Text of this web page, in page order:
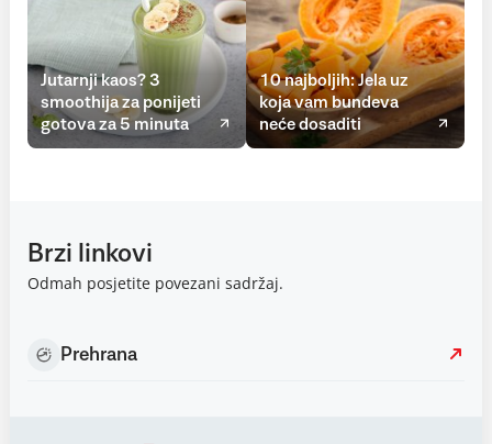
Jutarnji kaos? 3
smoothija za ponijeti
gotova za 5 minuta
10 najboljih: Jela uz
koja vam bundeva
neće dosaditi
Brzi linkovi
Odmah posjetite povezani sadržaj.
Prehrana